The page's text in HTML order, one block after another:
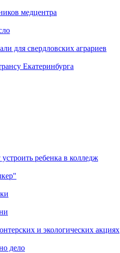
медцентра
для свердловских аграриев
Екатеринбурга
ребенка в колледж
и экологических акциях
дело